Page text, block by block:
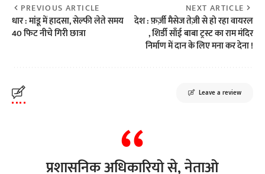
PREVIOUS ARTICLE
धार : मांडू में हादसा, सेल्फी लेते समय
40 फिट नीचे गिरी छात्रा
NEXT ARTICLE
देश : फ़र्ज़ी मैसेज तेज़ी से हो रहा वायरल
, शिर्डी साँई बाबा ट्रस्ट का राम मंदिर
निर्माण में दान के लिए मना कर देना !
Leave a review
प्रशासनिक अधिकारियो से, नेताओ